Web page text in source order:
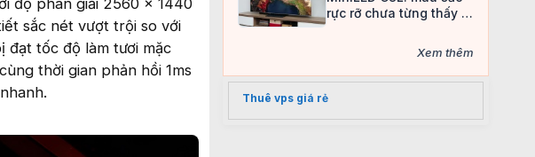
độ phân giải 2560 x 1440
sắc nét vượt trội so với
đạt tốc độ làm tươi mặc
thời gian phản hồi 1ms
rực rỡ chưa từng thấy ở
Xem thêm
Thuê vps giá rẻ